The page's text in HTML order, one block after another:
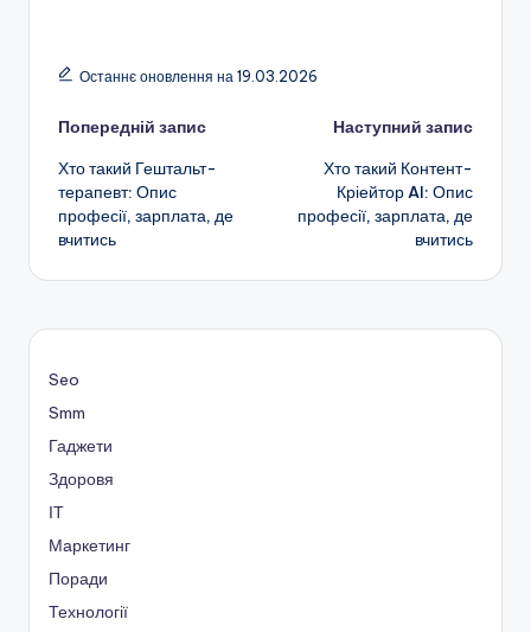
Останнє оновлення на 19.03.2026
Навігація
по
запису
Попередній запис
Хто такий Гештальт-
терапевт: Опис
професії, зарплата, де
вчитись
Наступний запис
Хто такий Контент-
Кріейтор AI: Опис
професії, зарплата, де
вчитись
Seo
Smm
Гаджети
Здоровя
ІТ
Маркетинг
Поради
Технології